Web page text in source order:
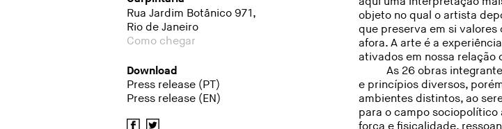
Rua Jardim Botânico 971,
Rio de Janeiro
Como chegar
Download
Press release (PT)
Press release (EN)
objeto no qual o artista
que preserva em si
afora. A arte é a
ativados em nossa relação
As 26 obras
e princípios diversos,
ambientes distintos, ao
para o campo sociopolítico